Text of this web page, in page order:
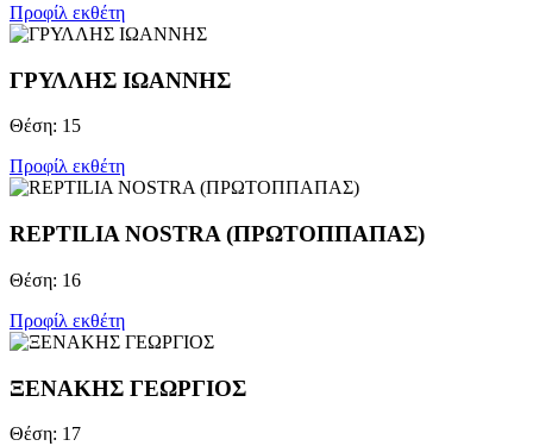
Προφίλ εκθέτη
ΓΡΥΛΛΗΣ ΙΩΑΝΝΗΣ
Θέση: 15
Προφίλ εκθέτη
REPTILIA NOSTRA (ΠΡΩΤΟΠΠΑΠΑΣ)
Θέση: 16
Προφίλ εκθέτη
ΞΕΝΑΚΗΣ ΓΕΩΡΓΙΟΣ
Θέση: 17